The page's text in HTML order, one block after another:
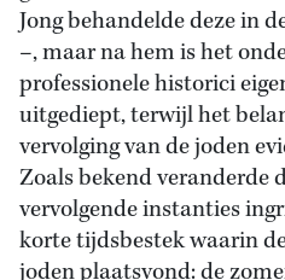
Jong behandelde deze in
–, maar na hem is het
professionele historici
uitgediept, terwijl het
vervolging van de joden
Zoals bekend veranderde
vervolgende instanties
korte tijdsbestek waarin
joden plaatsvond: de